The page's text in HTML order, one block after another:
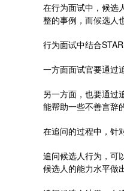
在行为面试中，候选
整的事例，而候选人
行为面试中结合
一方面面试官要通过
另一方面，也要通过
能帮助一些不善言辞
在追问的过程中，针
追问候选人行为，可
候选人的能力水平做